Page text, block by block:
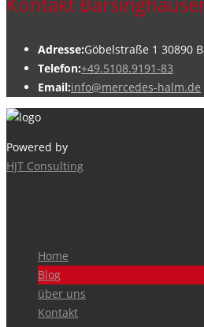
Adresse:Göbelstraße 1 30890
Telefon:+49.5108.9191-83
Email:info@mercedes-halm.de
Powered by
HJT Consulting
Home
Blog
über uns
Kontakt